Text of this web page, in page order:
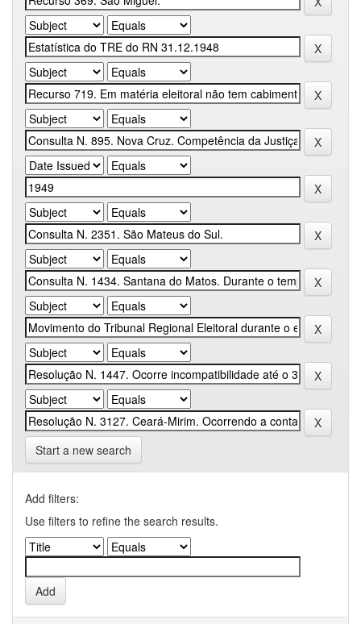
Start a new search
Add filters:
Use filters to refine the search results.